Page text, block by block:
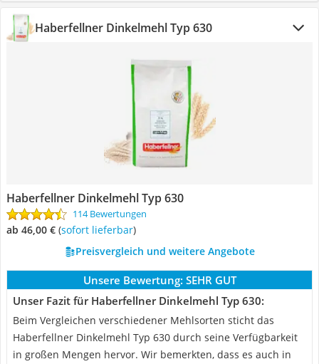
Haberfellner Dinkelmehl Typ 630
Haberfellner Dinkelmehl Typ 630
114 Bewertungen
ab 46,00 € ( Sofort lieferbar)
Preisvergleich und weitere Angebote
Unsere Bewertung: SEHR GUT
Unser Fazit für Haberfellner Dinkelmehl Typ 630:
Beim Vergleichen verschiedener Mehlsorten sticht das
Haberfellner Dinkelmehl Typ 630 durch seine Verfügbarkeit
in großen Mengen hervor. Wir bemerkten, dass es auch in